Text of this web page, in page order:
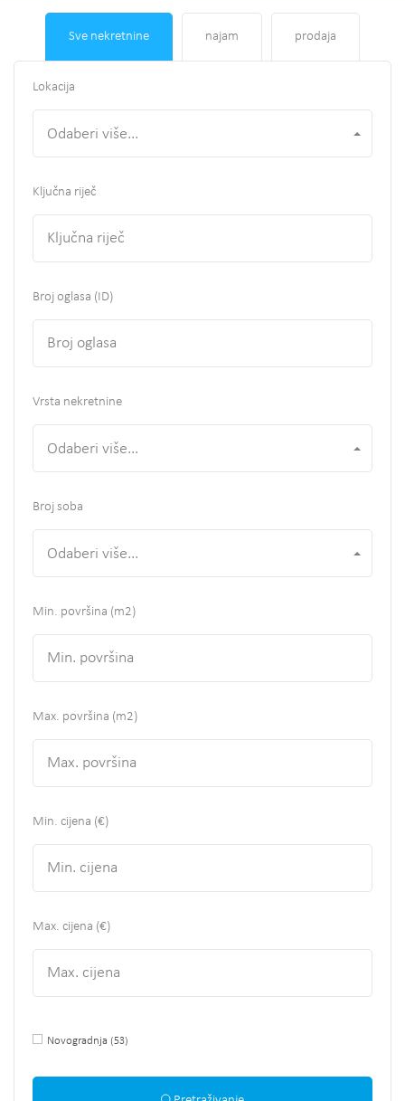
Sve nekretnine najam prodaja
Lokacija
Odaberi više...
Ključna riječ
Broj oglasa (ID)
Vrsta nekretnine
Odaberi više...
Broj soba
Odaberi više...
Min. površina (m2)
Max. površina (m2)
Min. cijena (€)
Max. cijena (€)
Novogradnja (53)